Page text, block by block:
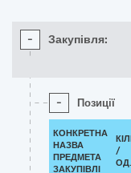
- Закупівля:
- Позиції
КОНКРЕТНА
НАЗВА
ПРЕДМЕТА
ЗАКУПІВЛІ
/